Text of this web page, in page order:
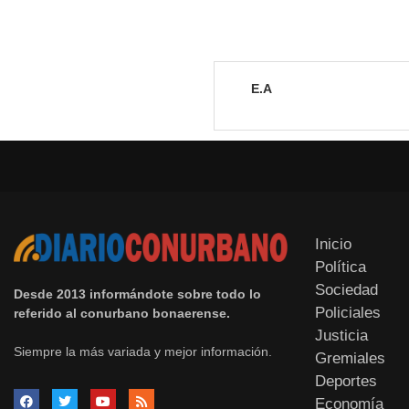
E.A
Desde 2013 informándote sobre todo lo
referido al conurbano bonaerense.
Siempre la más variada y mejor información.
Inicio
Política
Sociedad
Policiales
Justicia
Gremiales
Deportes
Economía